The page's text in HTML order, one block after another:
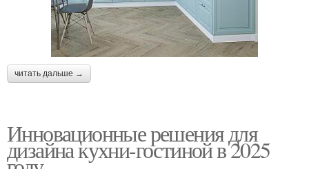
читать дальше →
Инновационные решения для
дизайна кухни-гостиной в 2025